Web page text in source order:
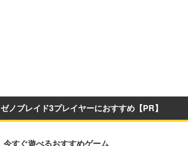
ゼノブレイド3プレイヤーにおすすめ【PR】
今すぐ遊べるおすすめゲーム